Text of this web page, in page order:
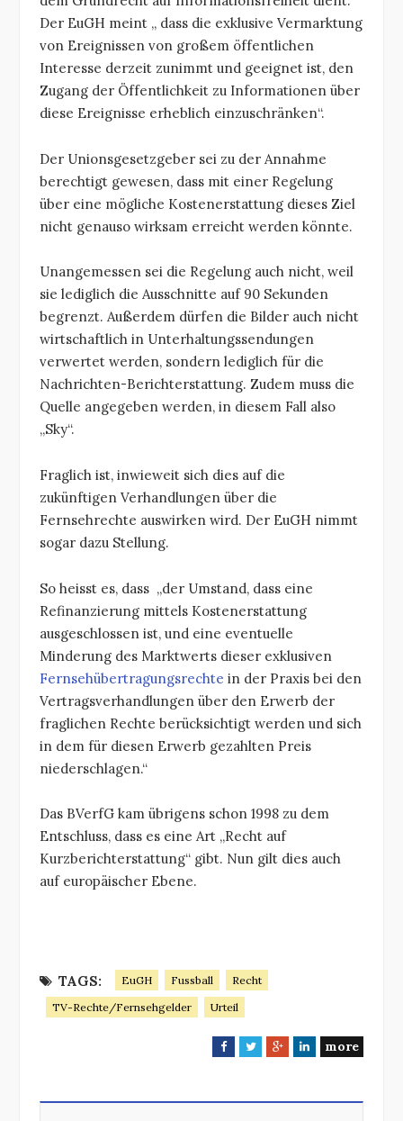
Der EuGH meint „ dass die exklusive Vermarktung
von Ereignissen von großem öffentlichen
Interesse derzeit zunimmt und geeignet ist, den
Zugang der Öffentlichkeit zu Informationen über
diese Ereignisse erheblich einzuschränken“.
Der Unionsgesetzgeber sei zu der Annahme
berechtigt gewesen, dass mit einer Regelung
über eine mögliche Kostenerstattung dieses Ziel
nicht genauso wirksam erreicht werden könnte.
Unangemessen sei die Regelung auch nicht, weil
sie lediglich die Ausschnitte auf 90 Sekunden
begrenzt. Außerdem dürfen die Bilder auch nicht
wirtschaftlich in Unterhaltungssendungen
verwertet werden, sondern lediglich für die
Nachrichten-Berichterstattung. Zudem muss die
Quelle angegeben werden, in diesem Fall also
„Sky“.
Fraglich ist, inwieweit sich dies auf die
zukünftigen Verhandlungen über die
Fernsehrechte auswirken wird. Der EuGH nimmt
sogar dazu Stellung.
So heisst es, dass „der Umstand, dass eine
Refinanzierung mittels Kostenerstattung
ausgeschlossen ist, und eine eventuelle
Minderung des Marktwerts dieser exklusiven
Fernsehübertragungsrechte in der Praxis bei den
Vertragsverhandlungen über den Erwerb der
fraglichen Rechte berücksichtigt werden und sich
in dem für diesen Erwerb gezahlten Preis
niederschlagen.“
Das BVerfG kam übrigens schon 1998 zu dem
Entschluss, dass es eine Art „Recht auf
Kurzberichterstattung“ gibt. Nun gilt dies auch
auf europäischer Ebene.
TAGS: EuGH Fussball
Recht
TV-Rechte/Fernsehgelder
Urteil
F
T
G
L
more